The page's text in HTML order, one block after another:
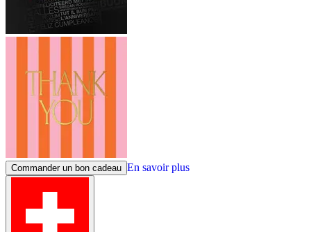
Commander un bon cadeau En savoir plus